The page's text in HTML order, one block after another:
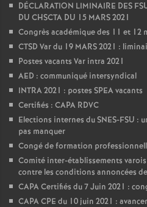
DÉCLARATION LIMINAIRE DES
DU CHSCTA DU 15 MARS 2021
Congrès académique des 11 et 12
CTSD Var du 19 MARS 2021 :
Postes vacants Var intra 2021
AED : communiqué intersyndical
INTRA 2021 : postes SPEA vacants
Certifiés : CAPA RDVC
Elections internes du SNES-FSU :
pas manquer
Congé de formation
Comité inter-établissements
contre les conditions annoncées
CAPA Certifiés du 7 Juin 2021 :
CAPA CPE du 10 juin 2021 :